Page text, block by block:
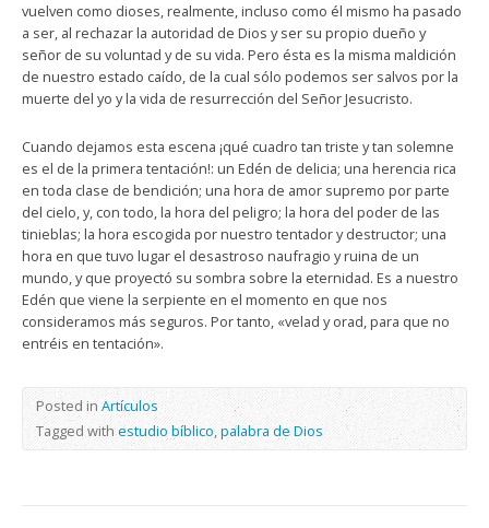
vuelven como dioses, realmente, incluso como él mismo ha pasado
a ser, al rechazar la autoridad de Dios y ser su propio dueño y
señor de su voluntad y de su vida. Pero ésta es la misma maldición
de nuestro estado caído, de la cual sólo podemos ser salvos por la
muerte del yo y la vida de resurrección del Señor Jesucristo.
Cuando dejamos esta escena ¡qué cuadro tan triste y tan solemne
es el de la primera tentación!: un Edén de delicia; una herencia rica
en toda clase de bendición; una hora de amor supremo por parte
del cielo, y, con todo, la hora del peligro; la hora del poder de las
tinieblas; la hora escogida por nuestro tentador y destructor; una
hora en que tuvo lugar el desastroso naufragio y ruina de un
mundo, y que proyectó su sombra sobre la eternidad. Es a nuestro
Edén que viene la serpiente en el momento en que nos
consideramos más seguros. Por tanto, «velad y orad, para que no
entréis en tentación».
Posted in Artículos
Tagged withestudio bíblico,palabra de Dios